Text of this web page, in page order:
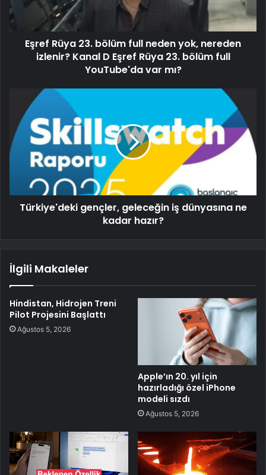
Eşref Rüya 23. bölüm full neden yok, nereden
izlenir? Kanal D Eşref Rüya 23. bölüm full
YouTube'da var mı?
Türkiye'deki gençler, geleceğin iş dünyasına ne
kadar hazır?
İlgili Makaleler
Hindistan, Hidrojen Treni
Pilot Projesini Başlattı
Ağustos 5, 2026
Apple’ın 20. yıl için
hazırladığı özel iPhone
modeli sızdı
Ağustos 5, 2026